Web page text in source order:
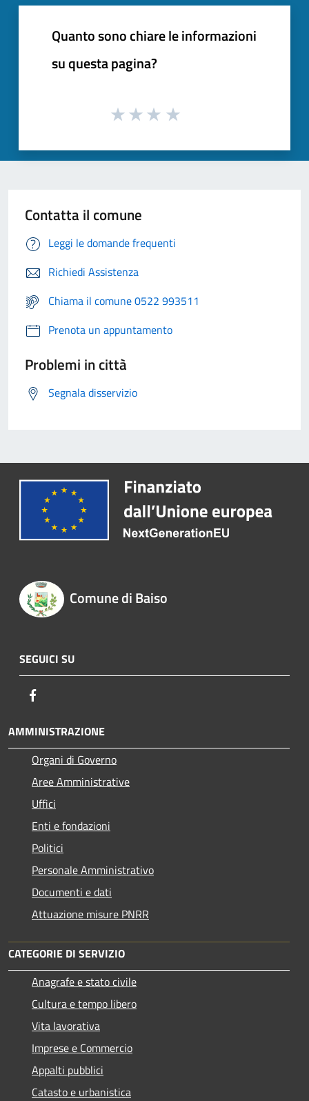
Quanto sono chiare le informazioni
su questa pagina?
Contatta il comune
Leggi le domande frequenti
Richiedi Assistenza
Chiama il comune 0522 993511
Prenota un appuntamento
Problemi in città
Segnala disservizio
Comune di Baiso
SEGUICI SU
AMMINISTRAZIONE
Organi di Governo
Aree Amministrative
Uffici
Enti e fondazioni
Politici
Personale Amministrativo
Documenti e dati
Attuazione misure PNRR
CATEGORIE DI SERVIZIO
Anagrafe e stato civile
Cultura e tempo libero
Vita lavorativa
Imprese e Commercio
Appalti pubblici
Catasto e urbanistica